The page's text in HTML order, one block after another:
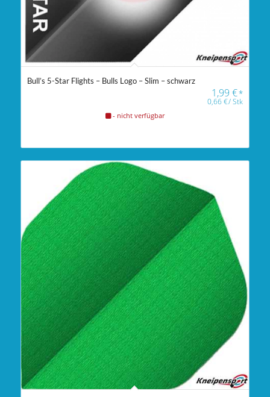
Bull’s 5-Star Flights – Bulls Logo – Slim – schwarz
1,99€*
0,66€/Stk
- nicht verfügbar